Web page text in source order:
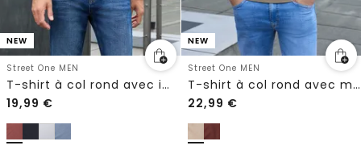
NEW
Street One MEN
T-shirt à col rond avec imprimé sur la poitrine
19,99 €
NEW
Street One MEN
T-shirt à col rond avec motif typographique
22,99 €